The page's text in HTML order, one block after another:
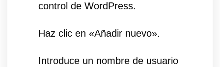
control de WordPress.
Haz clic en «Añadir nuevo».
Introduce un nombre de usuario